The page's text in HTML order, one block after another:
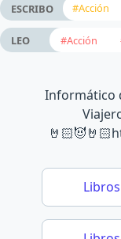
ESCRIBO #Acción
LEO #Acción
Informático